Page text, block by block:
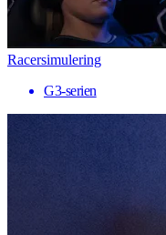
Racersimulering
G3-serien